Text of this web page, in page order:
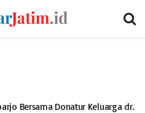
Bersama Donatur Keluarga dr.